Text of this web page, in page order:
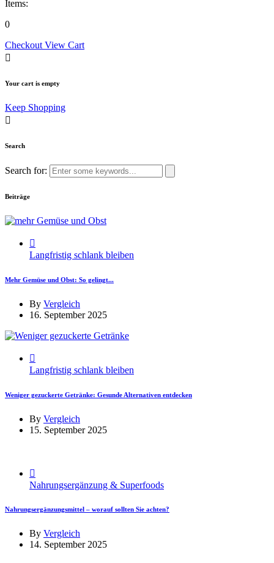
Items:
0
Checkout View Cart
Your cart is empty
Keep Shopping
Search
Search for:
Beiträge
Langfristig schlank bleiben
Mehr Gemüse und Obst: So gelingt...
By Vergleich
16. September 2025
Langfristig schlank bleiben
Weniger gezuckerte Getränke: Gesunde Alternativen entdecken
By Vergleich
15. September 2025
Nahrungsergänzung & Superfoods
Nahrungsergänzungsmittel – worauf sollten Sie achten?
By Vergleich
14. September 2025